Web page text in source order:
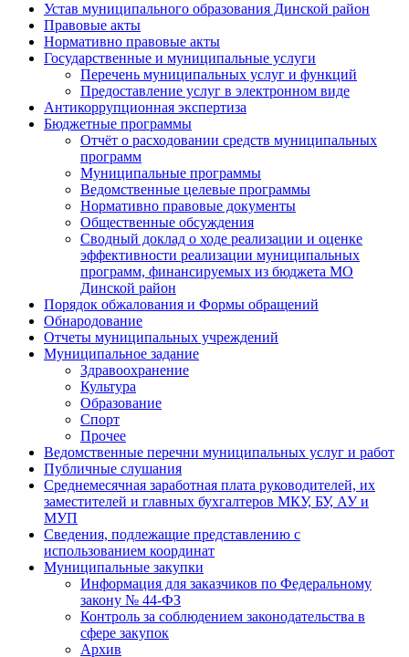
Устав муниципального образования Динской район
Правовые акты
Нормативно правовые акты
Государственные и муниципальные услуги
Перечень муниципальных услуг и функций
Предоставление услуг в электронном виде
Антикоррупционная экспертиза
Бюджетные программы
Отчёт о расходовании средств муниципальных
программ
Муниципальные программы
Ведомственные целевые программы
Нормативно правовые документы
Общественные обсуждения
Сводный доклад о ходе реализации и оценке
эффективности реализации муниципальных
программ, финансируемых из бюджета МО
Динской район
Порядок обжалования и Формы обращений
Обнародование
Отчеты муниципальных учреждений
Муниципальное задание
Здравоохранение
Культура
Образование
Спорт
Прочее
Ведомственные перечни муниципальных услуг и работ
Публичные слушания
Среднемесячная заработная плата руководителей, их
заместителей и главных бухгалтеров МКУ, БУ, АУ и
МУП
Сведения, подлежащие представлению с
использованием координат
Муниципальные закупки
Информация для заказчиков по Федеральному
закону № 44-ФЗ
Контроль за соблюдением законодательства в
сфере закупок
Архив